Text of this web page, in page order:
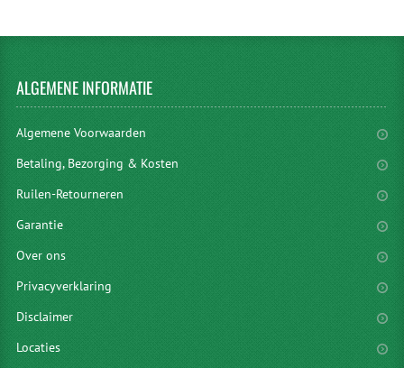
ALGEMENEINFORMATIE
Algemene Voorwaarden
Betaling, Bezorging & Kosten
Ruilen-Retourneren
Garantie
Over ons
Privacyverklaring
Disclaimer
Locaties